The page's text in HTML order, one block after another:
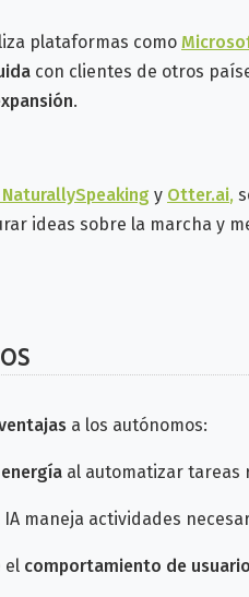
plataformas como
con clientes de otros
.
y Otter.ai,
ideas sobre la marcha y
a los autónomos:
energía al automatizar tareas
maneja actividades
el comportamiento de